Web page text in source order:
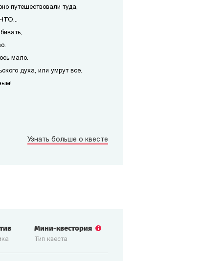
путешествовали туда,
мало.
духа, или умрут все.
Узнать больше о квесте
Тип квеста
Мини-квестория